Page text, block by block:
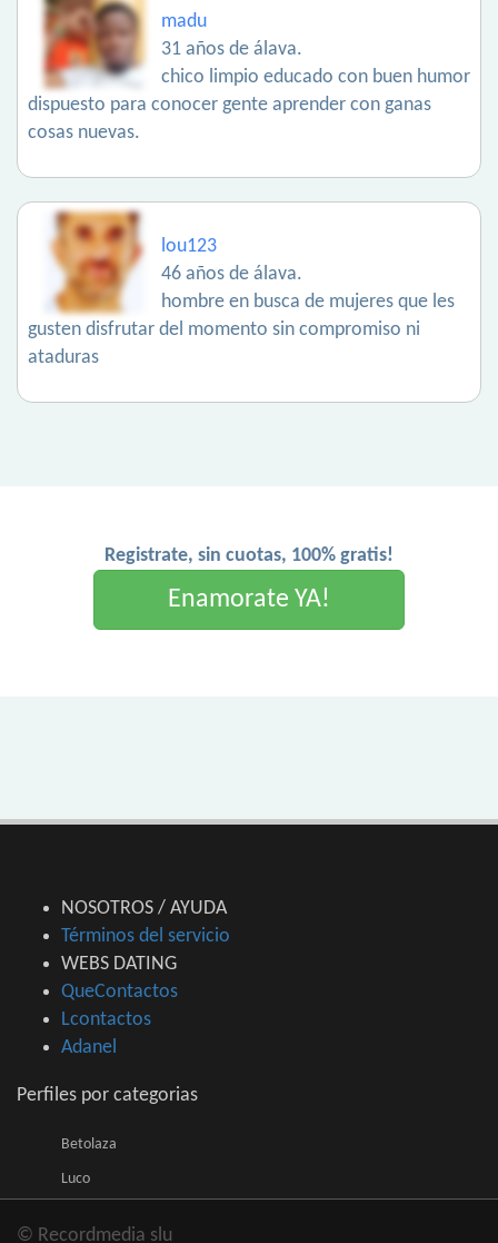
madu
31 años de álava.
chico limpio educado con buen humor
dispuesto para conocer gente aprender con ganas
cosas nuevas.
lou123
46 años de álava.
hombre en busca de mujeres que les
gusten disfrutar del momento sin compromiso ni
ataduras
Registrate, sin cuotas, 100% gratis!
Enamorate YA!
NOSOTROS / AYUDA
Términos del servicio
WEBS DATING
QueContactos
Lcontactos
Adanel
Perfiles por categorias
Betolaza
Luco
© Recordmedia slu